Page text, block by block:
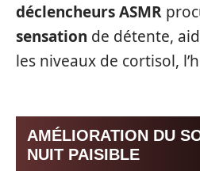
déclencheurs ASMR
sensation de détente,
les niveaux de cortisol,
AMÉLIORATION DU
NUIT PAISIBLE